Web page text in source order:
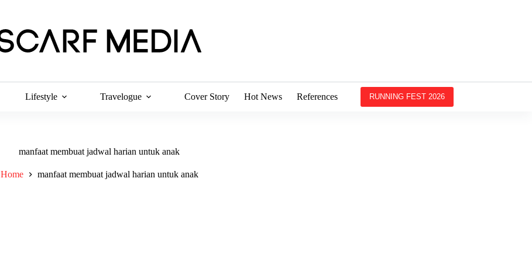
Lifestyle Travelogue Cover Story Hot News References RUNNING FEST 2026
manfaat membuat jadwal harian untuk anak
Home manfaat membuat jadwal harian untuk anak